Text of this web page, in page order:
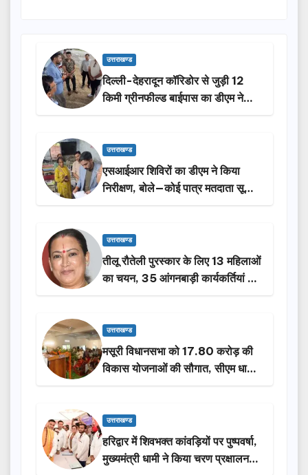
उत्तराखण्ड
दिल्ली-देहरादून कॉरिडोर से जुड़ी 12
किमी ग्रीनफील्ड बाईपास का डीएम ने
किया निरीक्षण…
उत्तराखण्ड
एसआईआर शिविरों का डीएम ने किया
निरीक्षण, बोले—कोई पात्र मतदाता सूची
से न छूटे…
उत्तराखण्ड
तीलू रौतेली पुरस्कार के लिए 13 महिलाओं
का चयन, 35 आंगनबाड़ी कार्यकर्तियां भी
होंगी सम्मानित…
उत्तराखण्ड
मसूरी विधानसभा को 17.80 करोड़ की
विकास योजनाओं की सौगात, सीएम धामी
ने किया लोकार्पण-शिलान्यास.
उत्तराखण्ड
हरिद्वार में शिवभक्त कांवड़ियों पर पुष्पवर्षा,
मुख्यमंत्री धामी ने किया चरण प्रक्षालन…